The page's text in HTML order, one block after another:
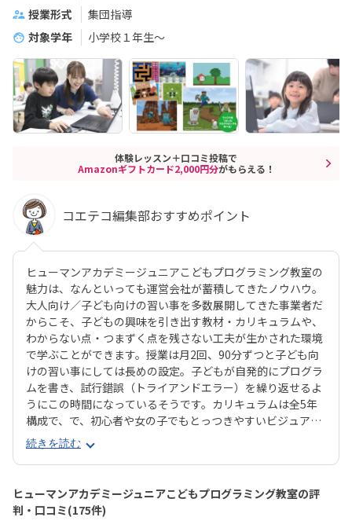
授業形式
集団指導
対象学年
小学校１年生〜
体験レッスン＋口コミ投稿で
Amazonギフトカード2,000円分がもらえる！
コエテコ編集部おすすめポイント
ヒューマンアカデミージュニアこどもプログラミング教室の
魅力は、なんといっても運営会社が蓄積してきたノウハウ。
大人向け／子ども向けの習い事を多数展開してきた事業者だ
からこそ、子どもの興味を引き出す教材・カリキュラムや、
わからない点・つまずく点を残さない工夫が生かされた環境
で学ぶことができます。授業は月2回、90分ずつと子ども向
けの習い事にしては長めの設定。子どもが自発的にプログラ
ムを書き、試行錯誤（トライアンドエラー）を繰り返せるよ
うにこの時間になっているそうです。カリキュラムは全5年
構成で、で、初心者や女の子でもとっつきやすいビジュアル
プログラミングツール「Scratch（スクラッチ）」から初め
て、エンジニアが実際に使用するプログラミング言語「Java
Script」までステップアップすることができます。ベーシッ
クコースではマウス操作など、パソコンの操作自体から学べ
るので、自宅でまったくパソコンをさわったことのないお子
さんでも戸惑うことなく授業に入っていけるでしょう。大学
続きを読む
ヒューマンアカデミージュニアこどもプログラミング教室の評
判・口コミ(175件)